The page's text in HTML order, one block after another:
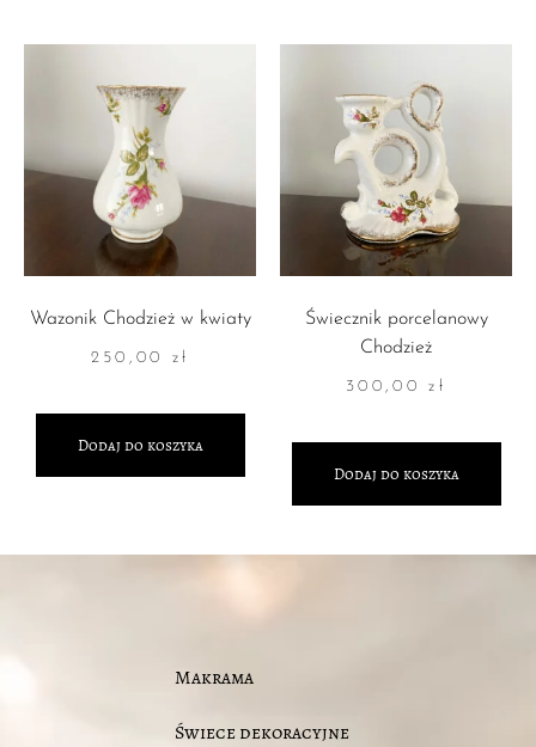
Wazonik Chodzież w kwiaty
250,00 zł
Dodaj do koszyka
Świecznik porcelanowy
Chodzież
300,00zł
Dodaj do koszyka
Makrama
Świece dekoracyjne